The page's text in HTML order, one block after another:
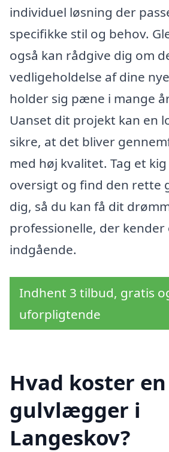
individuel løsning der
specifikke stil og behov.
også kan rådgive dig om
vedligeholdelse af dine
holder sig pæne i mange
Uanset dit projekt kan en
sikre, at det bliver
med høj kvalitet. Tag et
oversigt og find den rette
dig, så du kan få dit
professionelle, der
indgående.
Indhent 3 tilbud, gratis
uforpligtende
Hvad koster en
gulvlægger i
Langeskov?